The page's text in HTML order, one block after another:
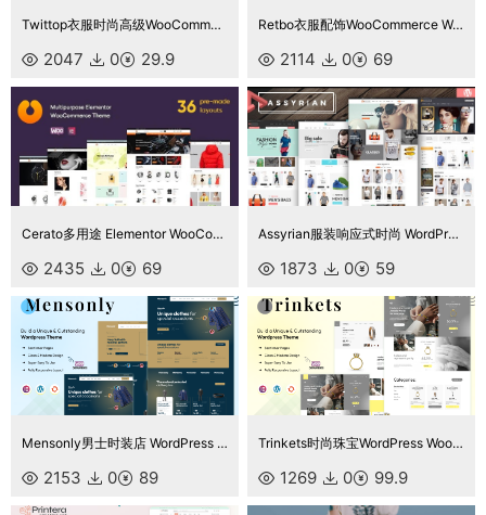
Twittop衣服时尚高级WooCommerce主题
2047 0 29.9
Retbo衣服配饰WooCommerce WordPress 主题
2114 0 69
Cerato多用途 Elementor WooCommerce 主题
2435 0 69
Assyrian服装响应式时尚 WordPress 主题
1873 0 59
Mensonly男士时装店 WordPress 主题 WooCommerce 主题
2153 0 89
Trinkets时尚珠宝WordPress WooCommerce 主题
1269 0 99.9